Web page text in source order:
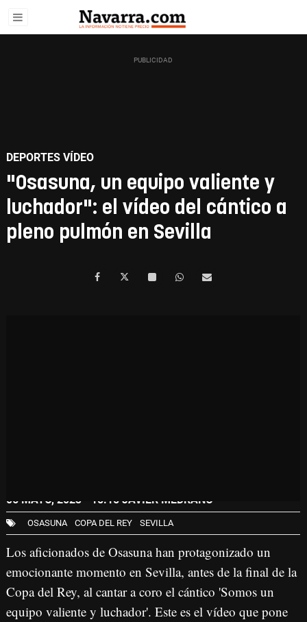
DEPORTES VÍDEO
"Osasuna, un equipo valiente y
luchador": el vídeo del cántico a
pleno pulmón en Sevilla
06 MAYO, 2023 - 15:15 JAVIER MEDRANO
OSASUNA COPA DEL REY SEVILLA
Los aficionados de Osasuna han protagonizado un
emocionante momento en Sevilla, antes de la final de la
Copa del Rey, al cantar a coro el cántico 'Somos un
equipo valiente y luchador'. Este es el vídeo que pone